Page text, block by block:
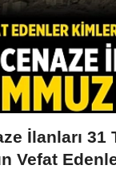
İlanları 31
Vefat